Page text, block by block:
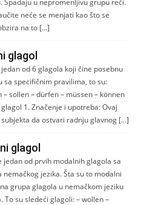
Spadaju u nepromenljivu grupu reči.
neće se menjati kao što se
na to […]
glagol
od 6 glagola koji čine posebnu
sa specifičnim pravilima, to su:
sollen – dürfen – müssen – können
1. Značenje i upotreba: Ovaj
da ostvari radnju glavnog […]
glagol
od prvih modalnih glagola sa
jezika. Šta su to modalni
grupa glagola u nemačkom jeziku
su sledeći glagoli: – wollen –